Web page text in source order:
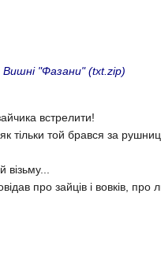
"Фазани" (txt.zip)
встрелити!
тільки той брався за
візьму...
про зайців і вовків, про